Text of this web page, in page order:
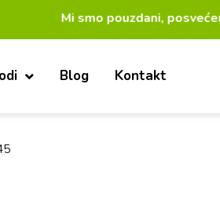
Mi smo pouzdani, posvećeni i
Blog Kontakt